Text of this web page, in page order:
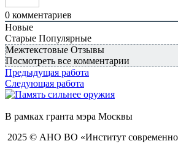
0 комментариев
Новые
Старые Популярные
Межтекстовые Отзывы
Посмотреть все комментарии
Предыдущая работа
Следующая работа
В рамках гранта мэра Москвы
2025 © АНО ВО «Институт